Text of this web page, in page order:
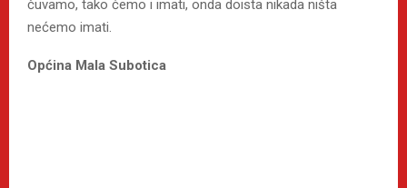
čuvamo, tako ćemo i imati, onda doista nikada ništa
nećemo imati.
Općina Mala Subotica